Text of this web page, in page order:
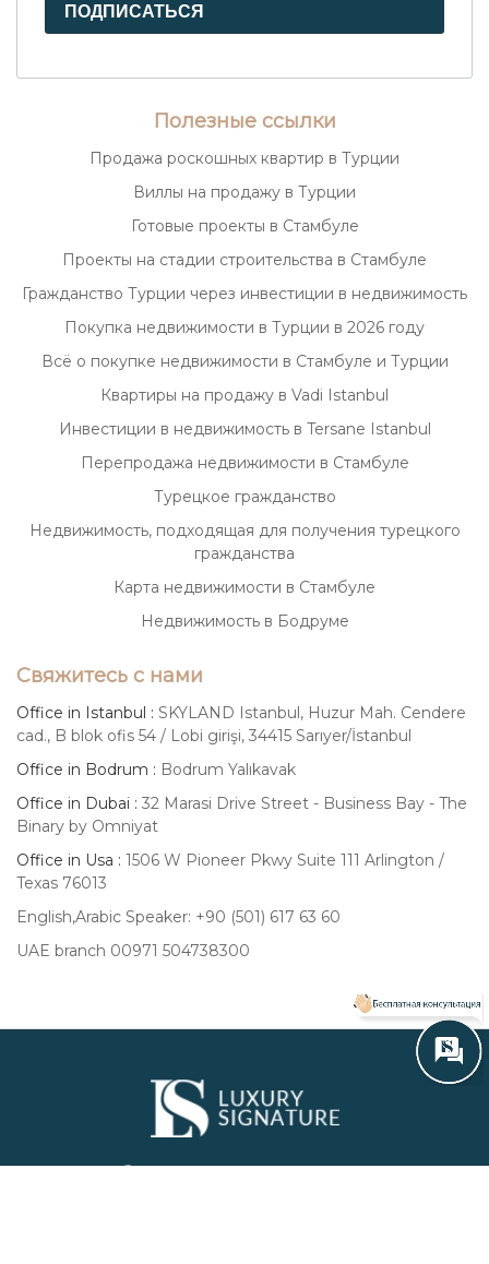
ПОДПИСАТЬСЯ
Полезные ссылки
Продажа роскошных квартир в Турции
Виллы на продажу в Турции
Готовые проекты в Стамбуле
Проекты на стадии строительства в Стамбуле
Гражданство Турции через инвестиции в недвижимость
Покупка недвижимости в Турции в 2026 году
Всё о покупке недвижимости в Стамбуле и Турции
Квартиры на продажу в Vadi Istanbul
Инвестиции в недвижимость в Tersane Istanbul
Перепродажа недвижимости в Стамбуле
Турецкое гражданство
Недвижимость, подходящая для получения турецкого
гражданства
Карта недвижимости в Стамбуле
Недвижимость в Бодруме
Свяжитесь с нами
Office in Istanbul : SKYLAND Istanbul, Huzur Mah. Cendere
cad., B blok ofis 54 / Lobi girişi, 34415 Sarıyer/İstanbul
Office in Bodrum : Bodrum Yalıkavak
Office in Dubai : 32 Marasi Drive Street - Business Bay - The
Binary by Omniyat
Office in Usa : 1506 W Pioneer Pkwy Suite 111 Arlington /
Texas 76013
English,Arabic Speaker: +90 (501) 617 63 60
UAE branch 00971 504738300